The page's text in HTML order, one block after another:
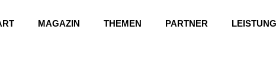
MAGAZIN THEMEN PARTNER